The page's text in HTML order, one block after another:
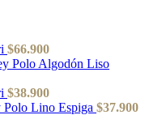
$66.900
Polo Algodón Liso
$38.900
Polo Lino Espiga $37.900